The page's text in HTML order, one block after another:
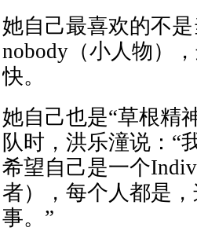
她自己最喜欢的不
nobody（小人物）
快。
她自己也是“草根精
队时，洪乐潼说：“
希望自己是一个
者），每个人都是
事。”